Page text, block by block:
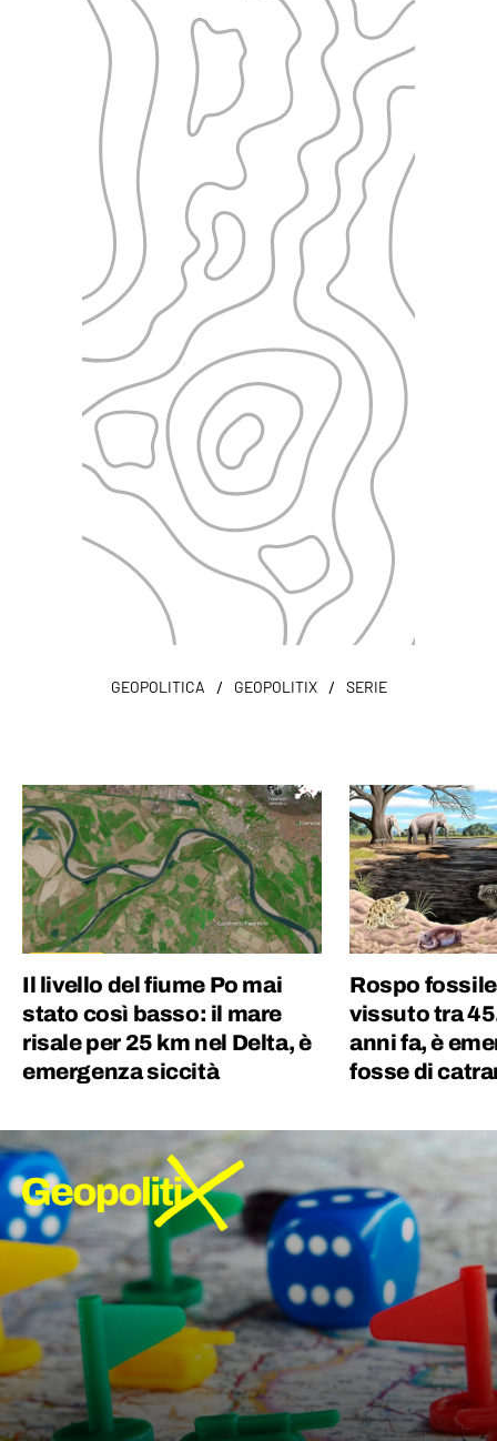
GEOPOLITICA / GEOPOLITIX / SERIE
Il livello del fiume Po mai
stato così basso: il mare
risale per 25 km nel Delta, è
emergenza siccità
Rospo
vissuto tra
anni fa, è
fosse di